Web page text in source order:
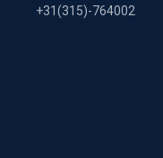
+31(315)-764002